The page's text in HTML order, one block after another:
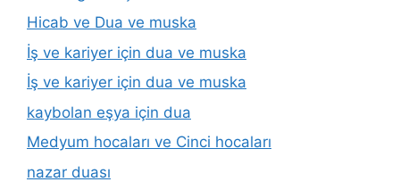
Hicab ve Dua ve muska
İş ve kariyer için dua ve muska
İş ve kariyer için dua ve muska
kaybolan eşya için dua
Medyum hocaları ve Cinci hocaları
nazar duası